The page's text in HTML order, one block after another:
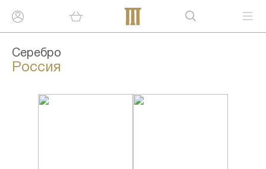
Серебро
Россия